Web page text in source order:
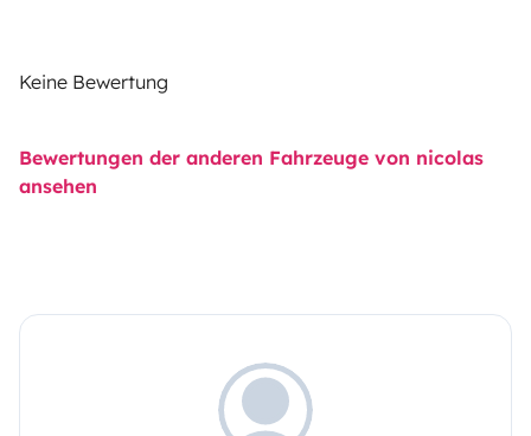
Keine Bewertung
Bewertungen der anderen Fahrzeuge von nicolas
ansehen